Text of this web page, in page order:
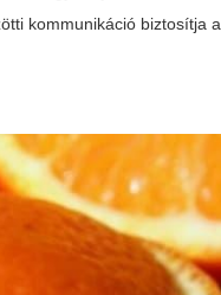
kommunikáció biztosítja a